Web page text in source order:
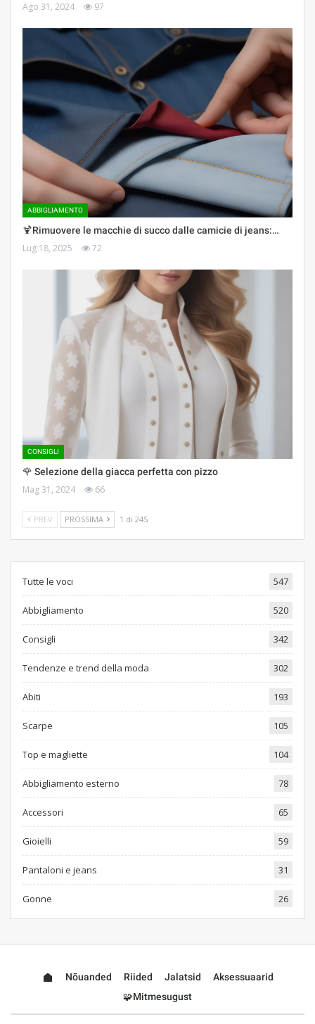
Ago 31, 2024 97
ABBIGLIAMENTO
🍹Rimuovere le macchie di succo dalle camicie di jeans:…
Lug 18, 2025 72
CONSIGLI
🌹 Selezione della giacca perfetta con pizzo
Mag 31, 2024 66
PREV PROSSIMA 1 di 245
Tutte le voci 547
Abbigliamento 520
Consigli 342
Tendenze e trend della moda 302
Abiti 193
Scarpe 105
Top e magliette 104
Abbigliamento esterno 78
Accessori 65
Gioielli 59
Pantaloni e jeans 31
Gonne 26
Nõuanded Riided Jalatsid
Aksessuaarid
🧩Mitmesugust